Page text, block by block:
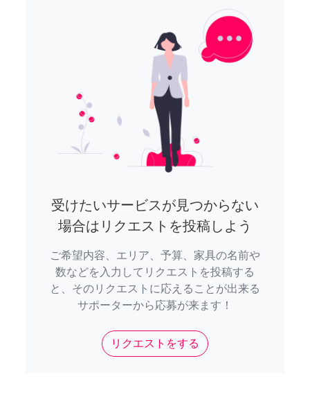
受けたいサービスが見つからない
場合はリクエストを投稿しよう
ご希望内容、エリア、予算、家具の名前や
数などを入力してリクエストを投稿する
と、そのリクエストに応えることが出来る
サポーターから応募が来ます！
リクエストをする